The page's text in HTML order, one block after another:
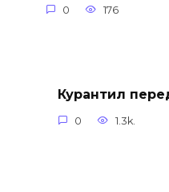
0 176
Курантил
0 1.3k.